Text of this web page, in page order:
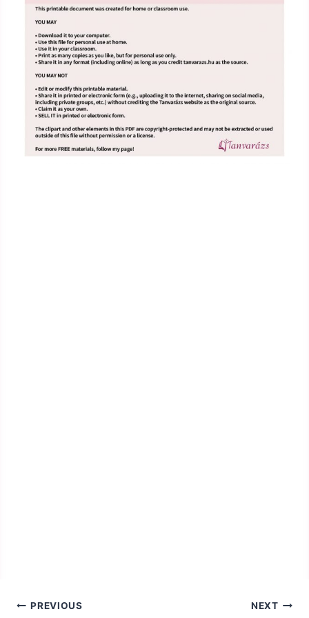
Bejegyzés
PREVIOUS NEXT